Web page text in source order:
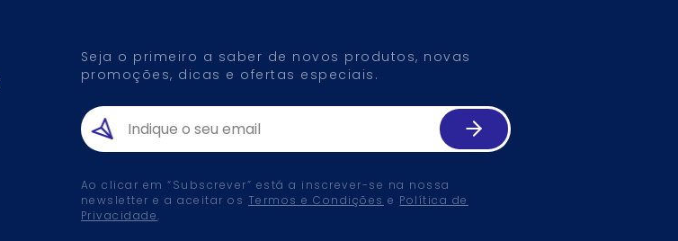
Seja o primeiro a saber de novos produtos, novas
promoções, dicas e ofertas especiais.
Ao clicar em “Subscrever” está a inscrever-se na nossa
newsletter e a aceitar os Termos e Condições e Política de
Privacidade.